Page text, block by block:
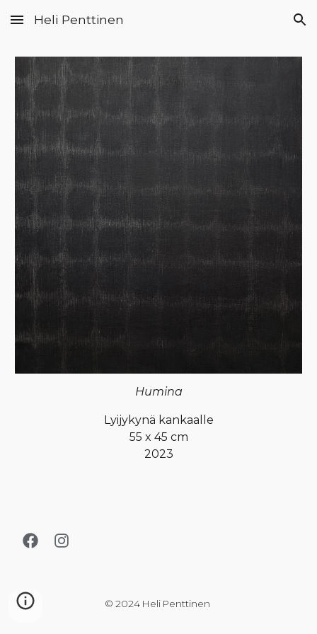
Skip to main content Skip to navigation
Heli Penttinen
Humina
Lyijykynä kankaalle
55 x 45 cm
2023
© 2024 Heli Penttinen